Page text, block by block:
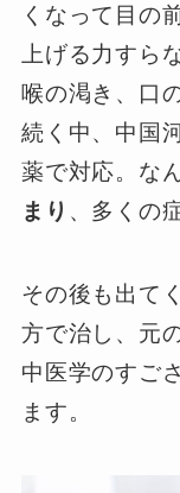
くなって目の
上げる力すら
喉の渇き、口
続く中、中国
薬で対応。な
まり 、多くの
その後も出て
方で治し、元
中医学のすご
ます。